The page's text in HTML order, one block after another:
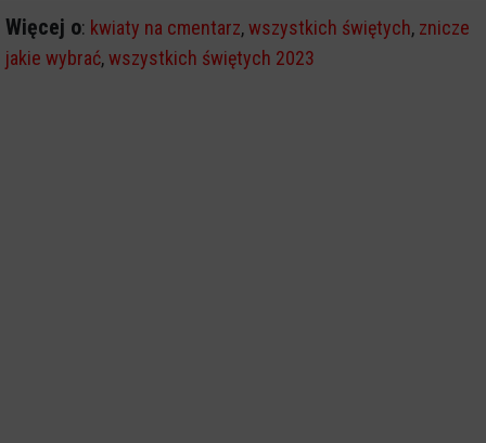
Więcej o: kwiaty na cmentarz,wszystkich świętych, znicze
jakie wybrać,wszystkich świętych 2023